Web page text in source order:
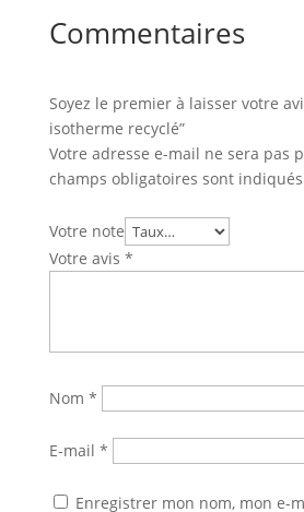
Commentaires
Soyez le premier à laisser votre
isotherme recyclé”
Votre adresse e-mail ne sera pas
champs obligatoires sont indiqués
Votre note
Votre avis *
Nom *
E-mail *
Enregistrer mon nom, mon e-